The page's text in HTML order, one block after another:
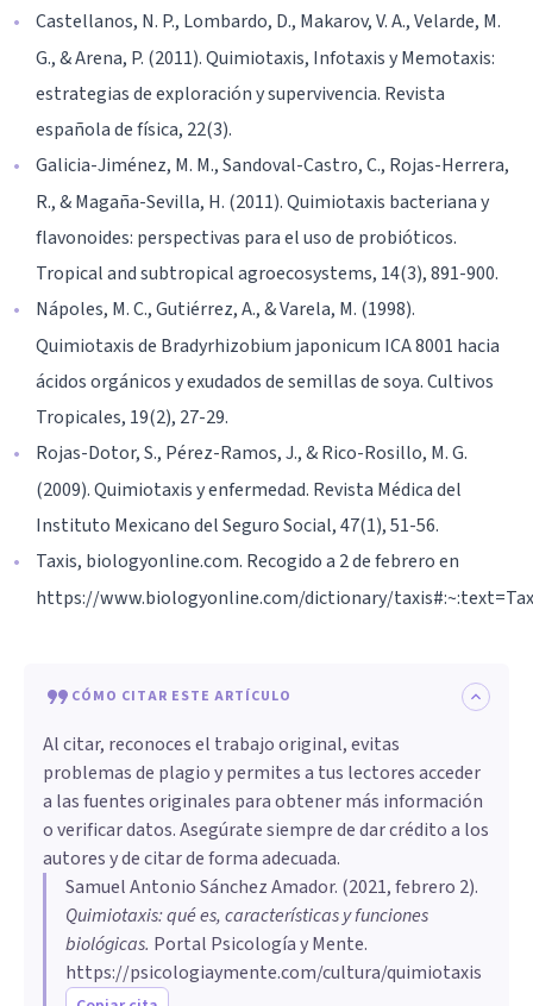
Castellanos, N. P., Lombardo, D., Makarov, V. A., Velarde, M.
G., & Arena, P. (2011). Quimiotaxis, Infotaxis y Memotaxis:
estrategias de exploración y supervivencia. Revista
española de física, 22(3).
Galicia-Jiménez, M. M., Sandoval-Castro, C., Rojas-Herrera,
R., & Magaña-Sevilla, H. (2011). Quimiotaxis bacteriana y
flavonoides: perspectivas para el uso de probióticos.
Tropical and subtropical agroecosystems, 14(3), 891-900.
Nápoles, M. C., Gutiérrez, A., & Varela, M. (1998).
Quimiotaxis de Bradyrhizobium japonicum ICA 8001 hacia
ácidos orgánicos y exudados de semillas de soya. Cultivos
Tropicales, 19(2), 27-29.
Rojas-Dotor, S., Pérez-Ramos, J., & Rico-Rosillo, M. G.
(2009). Quimiotaxis y enfermedad. Revista Médica del
Instituto Mexicano del Seguro Social, 47(1), 51-56.
Taxis, biologyonline.com. Recogido a 2 de febrero en
https://www.biologyonline.com/dictionary/
CÓMO CITAR ESTE ARTÍCULO
Al citar, reconoces el trabajo original, evitas
problemas de plagio y permites a tus lectores acceder
a las fuentes originales para obtener más información
o verificar datos. Asegúrate siempre de dar crédito a los
autores y de citar de forma adecuada.
Samuel Antonio Sánchez Amador. (2021, febrero 2).
Quimiotaxis: qué es, características y funciones
biológicas. Portal Psicología y Mente.
https://psicologiaymente.com/cultura/quimiotaxis